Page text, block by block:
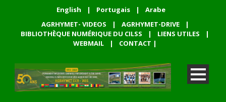
English | Portugais |
Arabe
AGRHYMET- VIDEOS
| AGRHYMET-DRIVE
|
BIBLIOTHÈQUE NUMÉRIQUE DU CILSS
| LIENS UTILES
|
WEBMAIL
| CONTACT |